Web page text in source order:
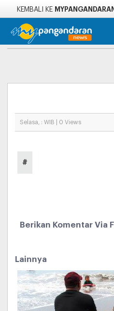
KEMBALI KE MYPANGANDARAN
Selasa, : WIB | 0 Views
#
Berikan Komentar Via
Lainnya